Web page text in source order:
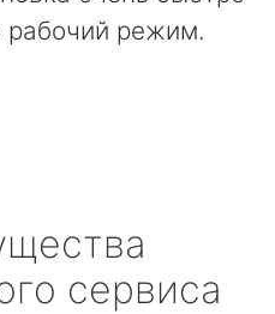
рабочий режим.
сервиса